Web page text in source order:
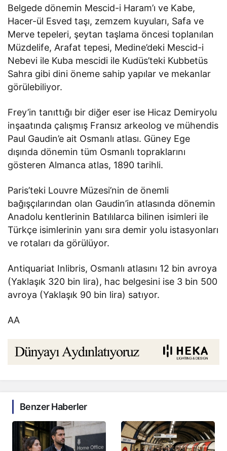
Belgede dönemin Mescid-i Haram’ı ve Kabe,
Hacer-ül Esved taşı, zemzem kuyuları, Safa ve
Merve tepeleri, şeytan taşlama öncesi toplanılan
Müzdelife, Arafat tepesi, Medine’deki Mescid-i
Nebevi ile Kuba mescidi ile Kudüs’teki Kubbetüs
Sahra gibi dini öneme sahip yapılar ve mekanlar
görülebiliyor.
Frey’in tanıttığı bir diğer eser ise Hicaz Demiryolu
inşaatında çalışmış Fransız arkeolog ve mühendis
Paul Gaudin’e ait Osmanlı atlası. Güney Ege
dışında dönemin tüm Osmanlı topraklarını
gösteren Almanca atlas, 1890 tarihli.
Paris’teki Louvre Müzesi’nin de önemli
bağışçılarından olan Gaudin’in atlasında dönemin
Anadolu kentlerinin Batılılarca bilinen isimleri ile
Türkçe isimlerinin yanı sıra demir yolu istasyonları
ve rotaları da görülüyor.
Antiquariat Inlibris, Osmanlı atlasını 12 bin avroya
(Yaklaşık 320 bin lira), hac belgesini ise 3 bin 500
avroya (Yaklaşık 90 bin lira) satıyor.
AA
Benzer Haberler